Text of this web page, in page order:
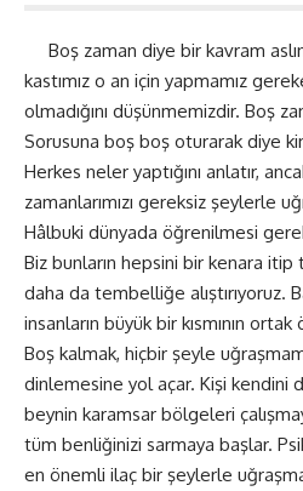
Boş zaman diye bir kavram
kastımız o an için yapmamız
olmadığını düşünmemizdir. Boş
Sorusuna boş boş oturarak diye
Herkes neler yaptığını anlatır,
zamanlarımızı gereksiz şeylerle
Hâlbuki dünyada öğrenilmesi
Biz bunların hepsini bir kenara
daha da tembelliğe alıştırıyoruz.
insanların büyük bir kısmının
Boş kalmak, hiçbir şeyle
dinlemesine yol açar. Kişi kendini
beynin karamsar bölgeleri
tüm benliğinizi sarmaya başlar.
en önemli ilaç bir şeylerle